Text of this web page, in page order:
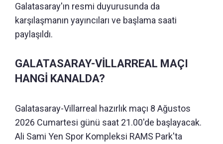
Galatasaray'ın resmi duyurusunda da
karşılaşmanın yayıncıları ve başlama saati
paylaşıldı.
GALATASARAY-VİLLARREAL MAÇI
HANGİ KANALDA?
Galatasaray-Villarreal hazırlık maçı 8 Ağustos
2026 Cumartesi günü saat 21.00'de başlayacak.
Ali Sami Yen Spor Kompleksi RAMS Park'ta